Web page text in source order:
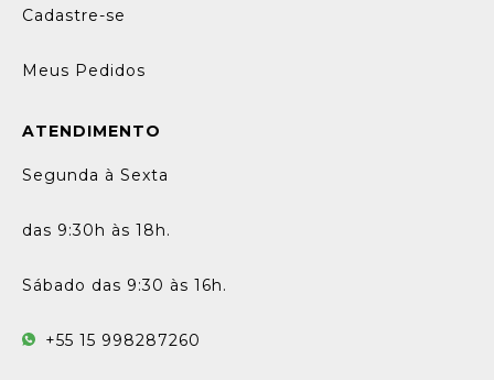
Cadastre-se
Meus Pedidos
ATENDIMENTO
Segunda à Sexta
das 9:30h às 18h.
Sábado das 9:30 às 16h.
+55 15 998287260